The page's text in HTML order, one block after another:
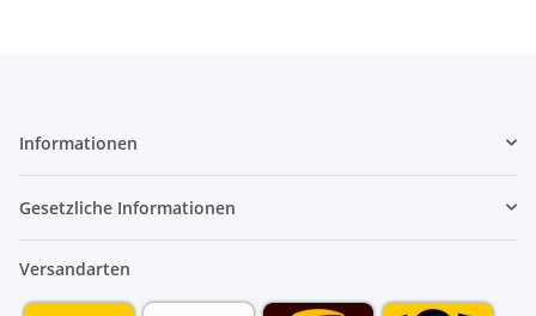
Informationen
Gesetzliche Informationen
Versandarten